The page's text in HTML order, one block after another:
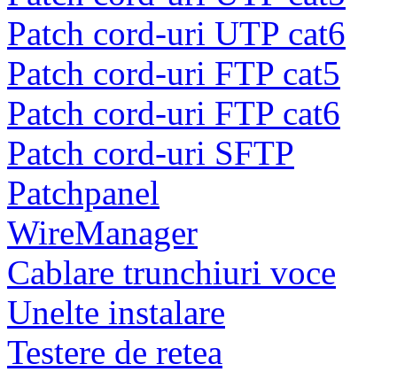
Patch cord-uri UTP cat6
Patch cord-uri FTP cat5
Patch cord-uri FTP cat6
Patch cord-uri SFTP
Patchpanel
WireManager
Cablare trunchiuri voce
Unelte instalare
Testere de retea